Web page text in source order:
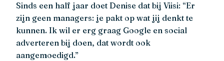
Sinds een half jaar doet Denise dat bij Viisi: “Er
zijn geen managers: je pakt op wat jij denkt te
kunnen. Ik wil er erg graag Google en social
adverteren bij doen, dat wordt ook
aangemoedigd.”